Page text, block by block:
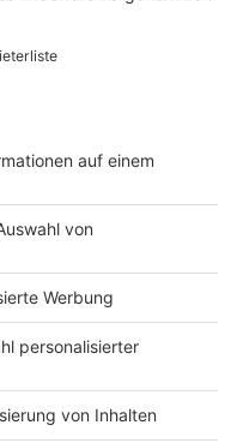
Insassen stirbt,